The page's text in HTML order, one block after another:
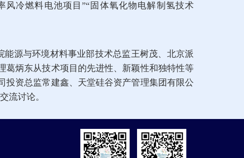
风冷燃料电池项目”“固体氧化物电解制氢技术
源与环境材料事业部技术总监王树茂、北京派
葛炳东从技术项目的先进性、新颖性和独特性等
资总监常建鑫、天堂硅谷资产管理集团有限公
流讨论。